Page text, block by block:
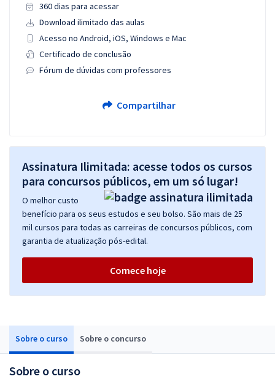
Sobre o curso Sobre o concurso
Sobre o curso
360 dias para acessar
Download ilimitado das aulas
Acesso no Android, iOS, Windows e Mac
Certificado de conclusão
Fórum de dúvidas com professores
Compartilhar
Assinatura Ilimitada: acesse todos os cursos
para concursos públicos, em um só lugar!
O melhor custo
benefício para os seus estudos e seu bolso. São mais de 25
mil cursos para todas as carreiras de concursos públicos, com
garantia de atualização pós-edital.
Comece hoje